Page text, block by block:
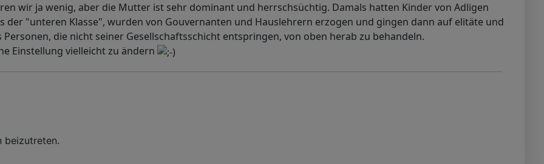
wir ja wenig, aber die Mutter ist sehr dominant und herrschsüchtig. Damals hatten Kinder von Adligen
der "unteren Klasse", wurden von Gouvernanten und Hauslehrern erzogen und gingen dann auf elitäte und
die nicht seiner Gesellschaftsschicht entspringen, von oben herab zu behandeln.
Einstellung vielleicht zu ändern
beizutreten.